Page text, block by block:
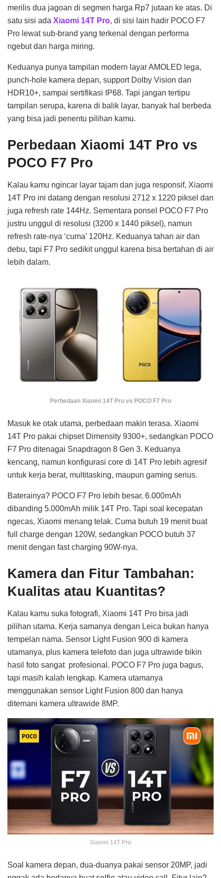
merilis dua jagoan di segmen harga Rp7 jutaan ke atas. Di
satu sisi ada Xiaomi 14T Pro, di sisi lain hadir POCO F7
Pro lewat sub-brand yang terkenal dengan performa
ngebut dan harga miring.
Keduanya punya tampilan modern layar AMOLED lega,
punch-hole kamera depan, support Dolby Vision dan
HDR10+, sampai sertifikasi IP68. Tapi jangan tertipu
tampilan serupa, karena di balik layar, banyak hal berbeda
yang bisa jadi penentu pilihan kamu.
Perbedaan Xiaomi 14T Pro vs
POCO F7 Pro
Kalau kamu ngincar layar tajam dan juga responsif, Xiaomi
14T Pro ini datang dengan resolusi 2712 x 1220 piksel dan
juga refresh rate 144Hz. Sementara ponsel POCO F7 Pro
justru unggul di resolusi (3200 x 1440 piksel), namun
refresh rate-nya ‘cuma’ 120Hz. Keduanya tahan air dan
debu, tapi F7 Pro sedikit unggul karena bisa bertahan di air
lebih dalam.
Perbedaan Xiaomi 14T Pro vs POCO F7 Pro
Masuk ke otak utama, perbedaan makin terasa. Xiaomi
14T Pro pakai chipset Dimensity 9300+, sedangkan POCO
F7 Pro ditenagai Snapdragon 8 Gen 3. Keduanya
kencang, namun konfigurasi core di 14T Pro lebih agresif
untuk kerja berat, multitasking, maupun gaming serius.
Baterainya? POCO F7 Pro lebih besar, 6.000mAh
dibanding 5.000mAh milik 14T Pro. Tapi soal kecepatan
ngecas, Xiaomi menang telak. Cuma butuh 19 menit buat
full charge dengan 120W, sedangkan POCO butuh 37
menit dengan fast charging 90W-nya.
Kamera dan Fitur Tambahan:
Kualitas atau Kuantitas?
Kalau kamu suka fotografi, Xiaomi 14T Pro bisa jadi
pilihan utama. Kerja samanya dengan Leica bukan hanya
tempelan nama. Sensor Light Fusion 900 di kamera
utamanya, plus kamera telefoto dan juga ultrawide bikin
hasil foto sangat profesional. POCO F7 Pro juga bagus,
tapi masih kalah lengkap. Kamera utamanya
menggunakan sensor Light Fusion 800 dan hanya
ditemani kamera ultrawide 8MP.
Xiaomi 14T Pro
Soal kamera depan, dua-duanya pakai sensor 20MP, jadi